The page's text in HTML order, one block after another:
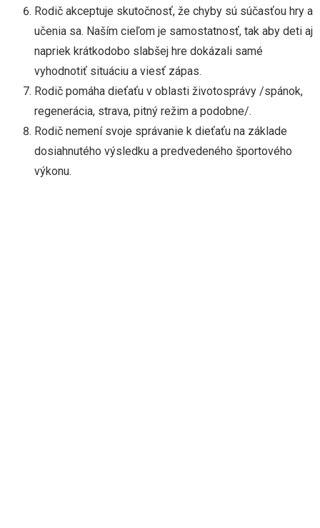
Rodič akceptuje skutočnosť, že chyby sú súčasťou hry a
učenia sa. Naším cieľom je samostatnosť, tak aby deti aj
napriek krátkodobo slabšej hre dokázali samé
vyhodnotiť situáciu a viesť zápas.
Rodič pomáha dieťaťu v oblasti životosprávy /spánok,
regenerácia, strava, pitný režim a podobne/.
Rodič nemení svoje správanie k dieťaťu na základe
dosiahnutého výsledku a predvedeného športového
výkonu.